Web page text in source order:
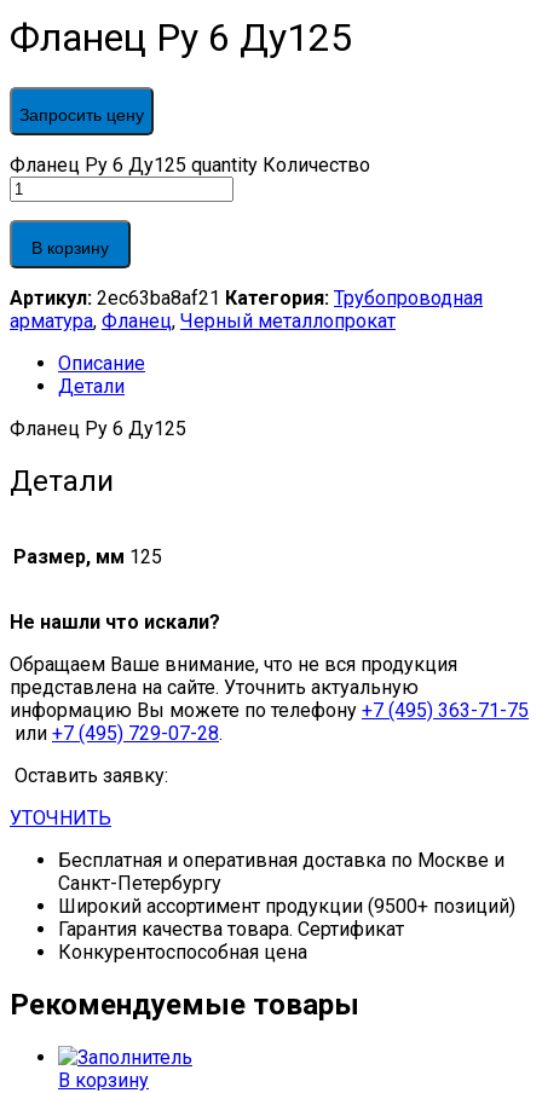
Фланец Ру 6 Ду125
Запросить цену
Фланец Ру 6 Ду125 quantity Количество
В корзину
Артикул: 2ec63ba8af21 Категория: Трубопроводная
арматура, Фланец, Черный металлопрокат
Описание
Детали
Фланец Ру 6 Ду125
Детали
Размер, мм 125
Не нашли что искали?
Обращаем Ваше внимание, что не вся продукция
представлена на сайте. Уточнить актуальную
информацию Вы можете по телефону +7 (495) 363-71-75
или +7 (495) 729-07-28.
Оставить заявку:
УТОЧНИТЬ
Бесплатная и оперативная доставка по Москве и
Санкт-Петербургу
Широкий ассортимент продукции (9500+ позиций)
Гарантия качества товара. Сертификат
Конкурентоспособная цена
Рекомендуемые товары
В корзину